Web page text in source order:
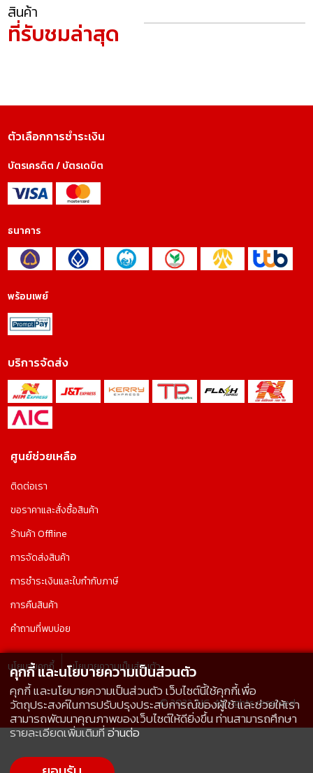
สินค้า
ที่รับชมล่าสุด
ตัวเลือกการชำระเงิน
บัตรเครดิต / บัตรเดบิต
ธนาคาร
พร้อมเพย์
บริการจัดส่ง
ศูนย์ช่วยเหลือ
ติดต่อเรา
ขอราคาและสั่งซื้อสินค้า
ร้านค้า Offline
การจัดส่งสินค้า
การชำระเงินและใบกำกับภาษี
การคืนสินค้า
คำถามที่พบบ่อย
นโยบายคุกกี้ นโยบายความเป็นส่วนตัว
© 2022 AIC, All rights reserved.
คุกกี้ และนโยบายความเป็นส่วนตัว
คุกกี้ และนโยบายความเป็นส่วนตัว เว็บไซต์นี้ใช้คุกกี้เพื่อ
วัตถุประสงค์ในการปรับปรุงประสบการณ์ของผู้ใช้ และช่วยให้เรา
สามารถพัฒนาคุณภาพของเว็บไซต์ให้ดียิ่งขึ้น ท่านสามารถศึกษา
รายละเอียดเพิ่มเติมที่อ่านต่อ